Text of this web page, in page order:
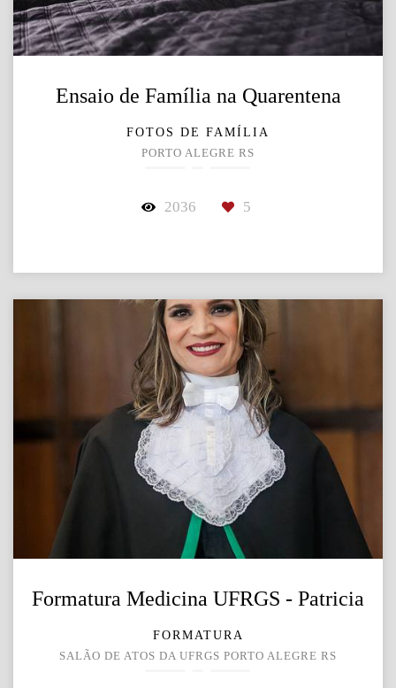
Ensaio de Família na Quarentena
FOTOS DE FAMÍLIA
PORTO ALEGRE RS
2036 5
Formatura Medicina UFRGS - Patricia
FORMATURA
SALÃO DE ATOS DA UFRGS PORTO ALEGRE RS